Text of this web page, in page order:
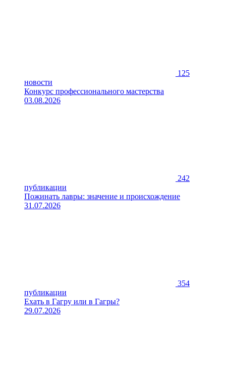
125
новости
Конкурс профессионального мастерства
03.08.2026
242
публикации
Пожинать лавры: значение и происхождение
31.07.2026
354
публикации
Ехать в Гагру или в Гагры?
29.07.2026